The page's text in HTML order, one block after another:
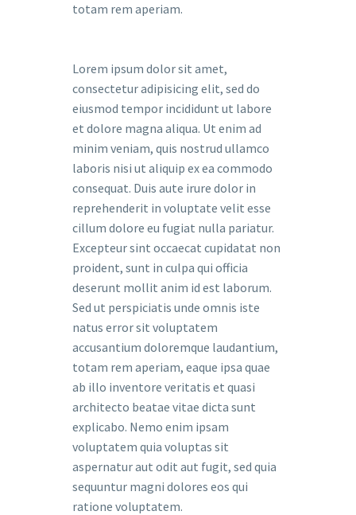
totam rem aperiam.
Lorem ipsum dolor sit amet,
consectetur adipisicing elit, sed do
eiusmod tempor incididunt ut labore
et dolore magna aliqua. Ut enim ad
minim veniam, quis nostrud ullamco
laboris nisi ut aliquip ex ea commodo
consequat. Duis aute irure dolor in
reprehenderit in voluptate velit esse
cillum dolore eu fugiat nulla pariatur.
Excepteur sint occaecat cupidatat non
proident, sunt in culpa qui officia
deserunt mollit anim id est laborum.
Sed ut perspiciatis unde omnis iste
natus error sit voluptatem
accusantium doloremque laudantium,
totam rem aperiam, eaque ipsa quae
ab illo inventore veritatis et quasi
architecto beatae vitae dicta sunt
explicabo. Nemo enim ipsam
voluptatem quia voluptas sit
aspernatur aut odit aut fugit, sed quia
sequuntur magni dolores eos qui
ratione voluptatem.